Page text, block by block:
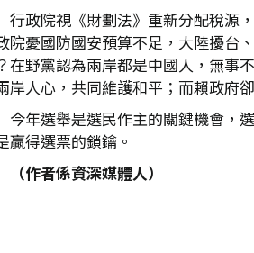
行政院視《財劃法》重新分配稅源
院憂國防國安預算不足，大陸擾台
在野黨認為兩岸都是中國人，無事
岸人心，共同維護和平；而賴政府
今年選舉是選民作主的關鍵機會，
贏得選票的鎖鑰。
（作者係資深媒體人）